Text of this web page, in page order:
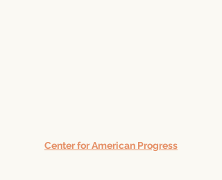
Center for American Progress